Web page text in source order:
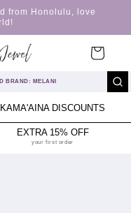
from Honolulu, love
Panier
BRAND: MELANI
KAMA'AINA DISCOUNTS
EXTRA 15% OFF
your first order